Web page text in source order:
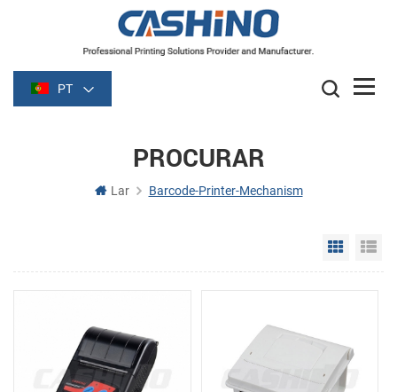
PT
PROCURAR
Lar Barcode-Printer-Mechanism
Grid